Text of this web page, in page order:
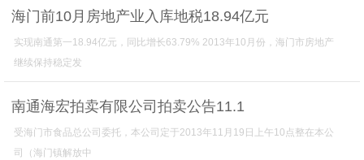
海门前10月房地产业入库地税18.94亿元
实现南通第一18.94亿元，同比增长63.79% 2013年10月份，海门市房地产
继续保持稳定发
南通海宏拍卖有限公司拍卖公告11.1
受海门市食品总公司委托，本公司定于2013年11月19日上午10点整在本公
司（海门镇解放中